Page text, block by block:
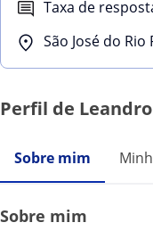
Taxa de
São José do Rio
Perfil de
Sobre mim
Sobre mim